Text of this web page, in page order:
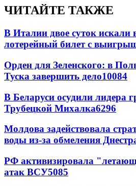
ЧИТАЙТЕ ТАКЖЕ
В Италии двое суток
лотерейный билет с
Орден для Зеленского: в
Туска завершить дело10084
В Беларуси осудили лидера
Трубецкой Михалка6296
Молдова задействовала
воды из-за обмеления
РФ активизировала
атак ВСУ5085